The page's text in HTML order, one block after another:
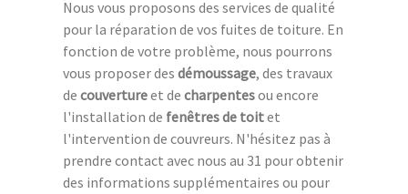
Nous vous proposons des services de qualité
pour la réparation de vos fuites de toiture. En
fonction de votre problème, nous pourrons
vous proposer des démoussage, des travaux
de couvertureet de charpentesou encore
l'installation de fenêtres de toitet
l'intervention de couvreurs. N'hésitez pas à
prendre contact avec nous au 31 pour obtenir
des informations supplémentaires ou pour